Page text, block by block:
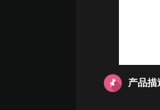
产品描